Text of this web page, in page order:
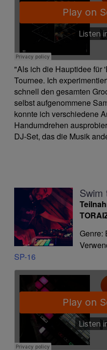
"Als ich die Hauptidee für
Tournee. Ich
schnell den gesamten
selbst aufgenommene
konnte ich verschiedene
Handumdrehen
DJ-Set, das die Musik
Swim
Genre:
SP-16